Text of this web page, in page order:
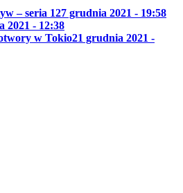
– seria 127 grudnia 2021 - 19:58
2021 - 12:38
w Tokio21 grudnia 2021 -